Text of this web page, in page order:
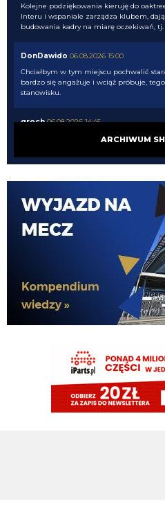
Kolejne podziękowania kieruję do
Interu i wspaniale zarządza klubem,
budowania kadry na miarę oczekiwań,
DonDawido 06.08.2026 15:00
Chciałbym w tym miejscu pochwalić
bardzo się angażuje i wciąż próbuje,
stanowisku.
groch 06.08.2026 14:45
Romero kocha Inter, taka prawda.
Kredence 06.08.2026 14:43
I to wieczne umniejszanie Ausilio, typowy
świetnych ruchów
Cny 06.08.2026 14:40
czekam sobie na koniec okienka,
moment ciężko o pozytywną ocenę
poza tym jest duży rozdźwięk między
efektami... do tego drużyna która ma
zbudowana przez Marotte (z pomocą
ale chyba mierzymy w coś innego tniz
Kredence
06.08.2026 14:30
Rola dyrektora jest przede wszystkim
tym bardzo dobrzy. Co roku narzekanie
ARCHIWUM